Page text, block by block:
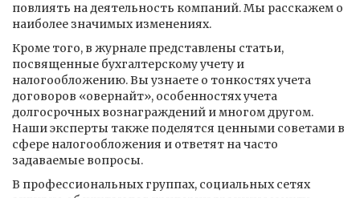
повлиять на деятельность компаний. Мы расскажем о
наиболее значимых изменениях.
Кроме того, в журнале представлены статьи,
посвященные бухгалтерскому учету и
налогообложению. Вы узнаете о тонкостях учета
договоров «овернайт», особенностях учета
долгосрочных вознаграждений и многом другом.
Наши эксперты также поделятся ценными советами в
сфере налогообложения и ответят на часто
задаваемые вопросы.
В профессиональных группах, социальных сетях